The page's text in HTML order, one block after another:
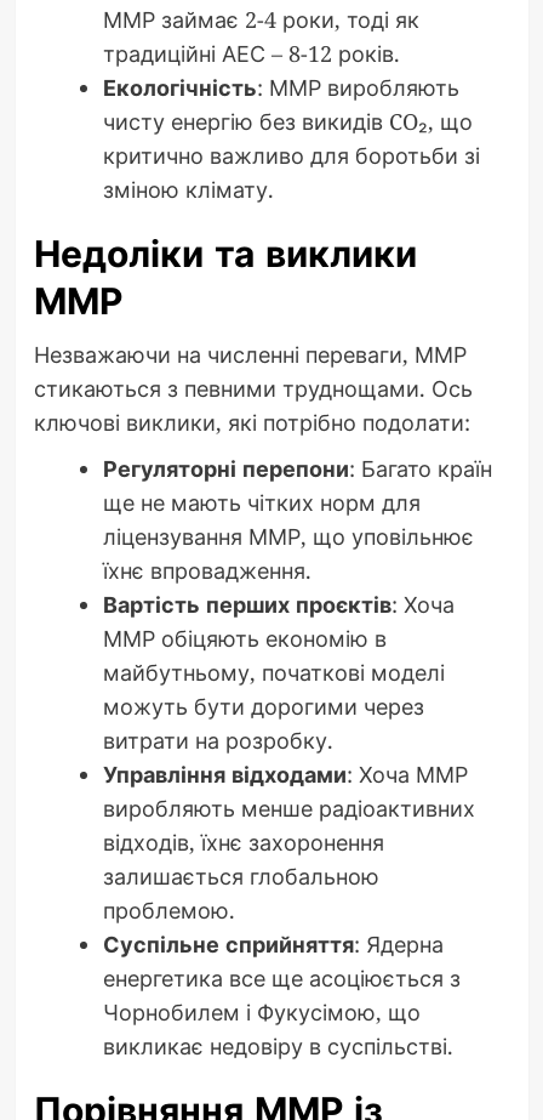
ММР займає 2-4 роки, тоді як
традиційні АЕС – 8-12 років.
Екологічність: ММР виробляють
чисту енергію без викидів CO₂, що
критично важливо для боротьби зі
зміною клімату.
Недоліки та виклики
ММР
Незважаючи на численні переваги, ММР
стикаються з певними труднощами. Ось
ключові виклики, які потрібно подолати:
Регуляторні перепони: Багато країн
ще не мають чітких норм для
ліцензування ММР, що уповільнює
їхнє впровадження.
Вартість перших проєктів: Хоча
ММР обіцяють економію в
майбутньому, початкові моделі
можуть бути дорогими через
витрати на розробку.
Управління відходами: Хоча ММР
виробляють менше радіоактивних
відходів, їхнє захоронення
залишається глобальною
проблемою.
Суспільне сприйняття: Ядерна
енергетика все ще асоціюється з
Чорнобилем і Фукусімою, що
викликає недовіру в суспільстві.